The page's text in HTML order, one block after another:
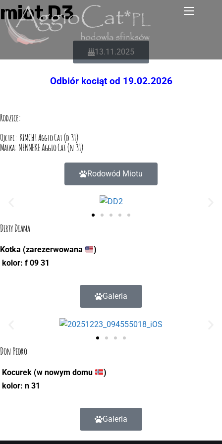
miot D3
13.11.2025
Odbiór kociąt od 19.02.2026
Rodzice:
Ojciec: KIMCHI Aggio Cat (d 31)
Matka: NENNEKE Aggio Cat (n 31)
Rodowód Miotu
Dirty Diana
Kotka (zarezerwowana
)
kolor: f 09 31
Galeria
Don Pedro
Kocurek (w nowym domu
)
kolor: n 31
Galeria